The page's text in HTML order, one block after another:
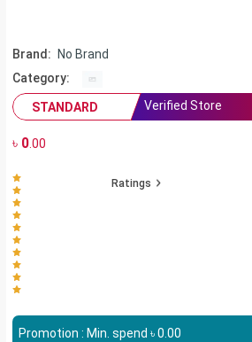
Brand:
No Brand
Category:
STANDARD
Verified Store
৳ 0.00
Ratings
Promotion : Min. spend ৳0.00